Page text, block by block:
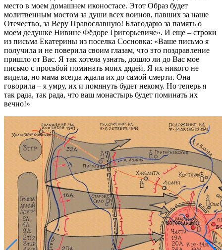
место в моем домашнем иконостасе. Этот Образ будет
молитвенным мостом за души всех воинов, павших за наше
Отечество, за Веру Православную! Благодарю за память о
моем дедушке Нивине Фёдоре Григорьевиче». И еще – строки
из письма Екатерины из поселка Сосновка: «Ваше письмо я
получила и не поверила своим глазам, что это поздравление
пришло от Вас. Я так хотела узнать, дошло ли до Вас мое
письмо с просьбой поминать моих дядей. Я их никого не
видела, но мама всегда ждала их до самой смерти. Она
говорила – я умру, их и помянуть будет некому. Но теперь я
так рада, так рада, что ваш монастырь будет поминать их
вечно!»